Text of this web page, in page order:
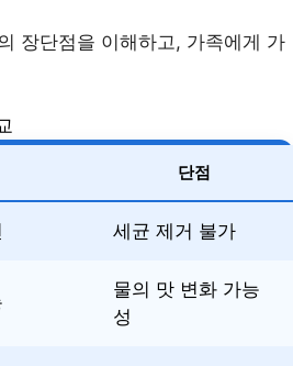
장단점을 이해하고, 가족에게 가
단점
세균 제거 불가
물의 맛 변화 가능
성